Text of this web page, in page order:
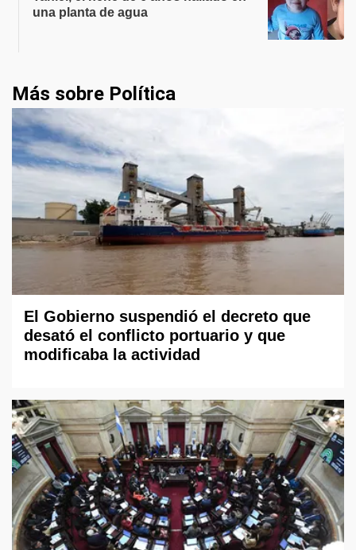
una planta de agua
Más sobre Política
El Gobierno suspendió el decreto que
desató el conflicto portuario y que
modificaba la actividad